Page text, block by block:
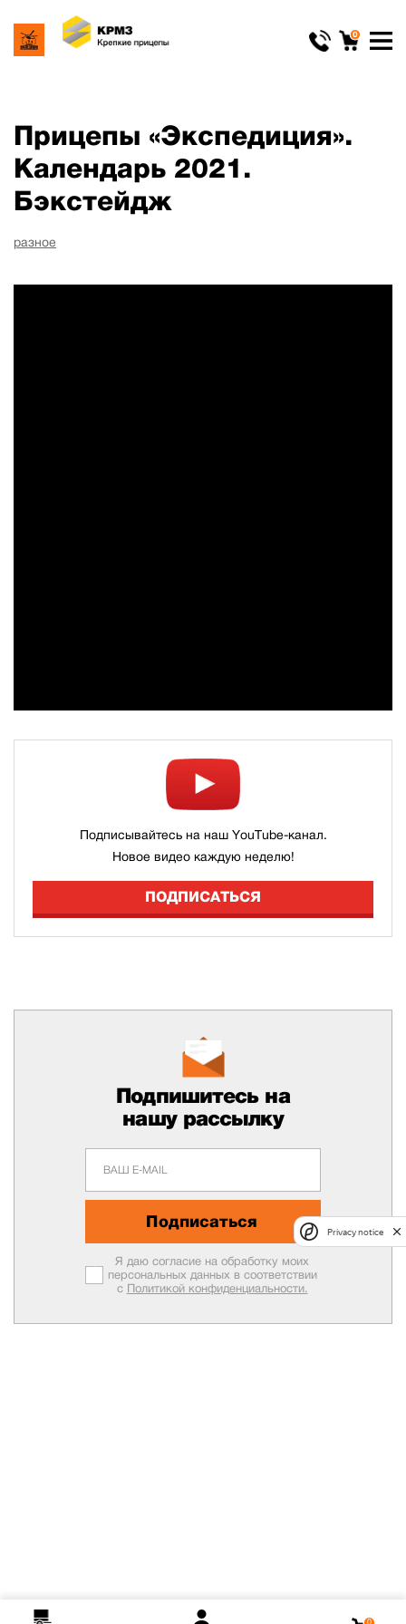
0
Прицепы «Экспедиция».
Календарь 2021.
Бэкстейдж
разное
Подписывайтесь на наш YouTube-канал.
Новое видео каждую неделю!
ПОДПИСАТЬСЯ
Подпишитесь на
нашу рассылку
Подписаться
Я даю согласие на обработку моих
персональных данных в соответствии
с Политикой конфиденциальности.
0
Privacy notice